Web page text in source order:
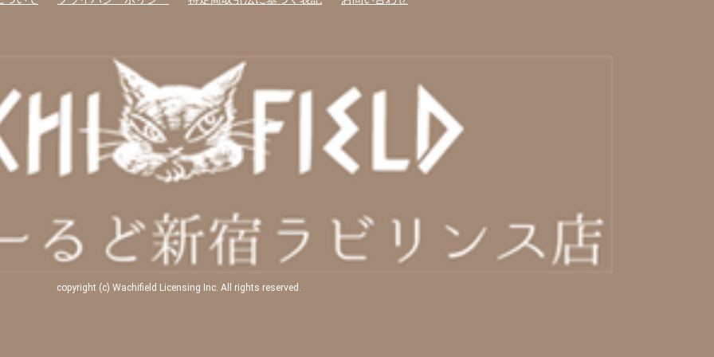
copyright (c) Wachifield Licensing Inc. All rights reserved.